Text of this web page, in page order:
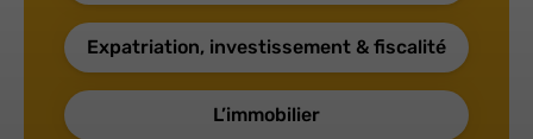
Expatriation, investissement & fiscalité
L’immobilier